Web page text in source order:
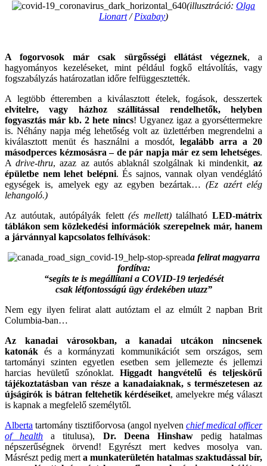
(illusztráció: Olga
Lionart/Pixabay)
A fogorvosok már csak sürgősségi ellátást végeznek, a
hagyományos kezeléseket, mint például fogkő eltávolítás, vagy
fogszabályzás határozatlan időre felfüggesztették.
A legtöbb étteremben a kiválasztott ételek, fogások, desszertek
elvitelre, vagy házhoz szállítással rendelhetők, helyben
fogyasztás már kb. 2 hete nincs! Ugyanez igaz a gyorséttermekre
is. Néhány napja még lehetőség volt az üzlettérben megrendelni a
kiválasztott menüt és használni a mosdót, legalább arra a 20
másodperces kézmosásra – de pár napja már ez sem lehetséges.
Adrive-thru, azaz az autós ablaknál szolgálnak ki mindenkit,az
épületbe nem lehet belépni. És sajnos, vannak olyan vendéglátó
egységek is, amelyek egy az egyben bezártak…(Ez azért elég
lehangoló.)
Az autóutak, autópályák felett(és mellett)találhatóLED-mátrix
táblákon sem közlekedési információk szerepelnek már, hanem
a járvánnyal kapcsolatos felhívások:
a felirat magyarra
fordítva:
“segíts te is megállítani a COVID-19 terjedését
csak létfontosságú ügy érdekében utazz”
Nem egy ilyen felirat alatt autóztam el az elmúlt 2 napban Brit
Columbia-ban…
Az kanadai városokban, a kanadai utcákon nincsenek
katonák és a kormányzati kommunikációt sem országos, sem
tartományi szinten egyetlen esetben sem jellemezte és jellemzi
harcias hevületű szónoklat. Higgadt hangvételű és teljeskörű
tájékoztatásban van része a kanadaiaknak, s természetesen az
újságírók is bátran feltehetik kérdéseiket, amelyekre még választ
is kapnak a megfelelő személytől.
Alberta tartomány tisztifőorvosa (angol nyelven chief medical officer
of health a titulusa), Dr. Deena Hinshawpedig hatalmas
népszerűségnek örvend! Egyrészt mert kedves mosolya van.
Másrészt pedig merta munkaterületén hatalmas szaktudással bír,